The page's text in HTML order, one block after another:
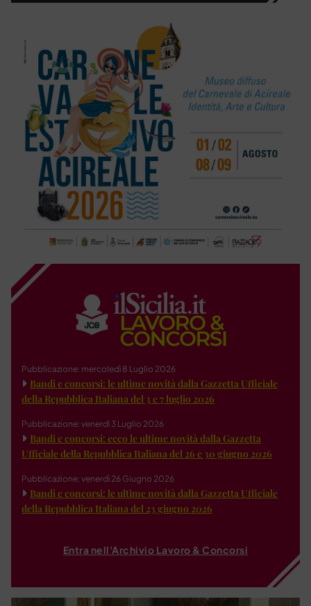
Pubblicazione: mercoledì 8 Luglio 2026
Bandi e concorsi: le ultime novità dalla Gazzetta Ufficiale
della Repubblica Italiana del 3 e 7 luglio 2026
Pubblicazione: venerdì 3 Luglio 2026
Bandi e concorsi: ecco le ultime novità dalla Gazzetta
Ufficiale della Repubblica Italiana del 26 e 30 giugno 2026
Pubblicazione: venerdì 26 Giugno 2026
Bandi e concorsi: le ultime novità dalla Gazzetta Ufficiale
della Repubblica Italiana del 23 giugno 2026
Entra nell'Archivio Lavoro & Concorsi